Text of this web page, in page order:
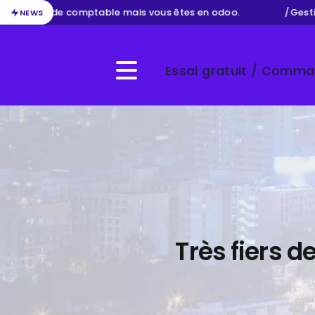
NEWS
de comptable mais vous êtes en odoo. Gestion
Menu Essai gratuit /
Très fiers